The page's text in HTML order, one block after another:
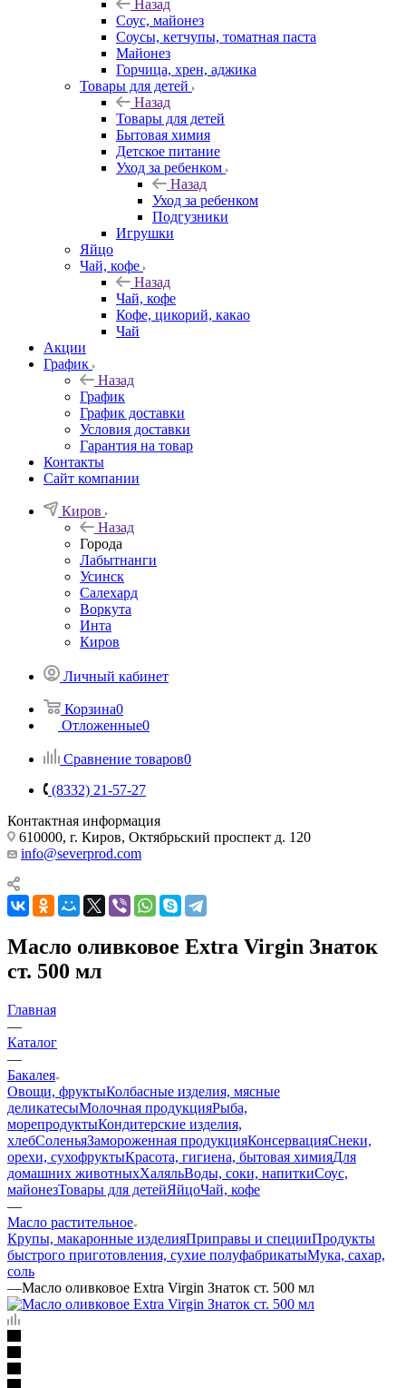
Назад
Соус, майонез
Соусы, кетчупы, томатная паста
Майонез
Горчица, хрен, аджика
Товары для детей
Назад
Товары для детей
Бытовая химия
Детское питание
Уход за ребенком
Назад
Уход за ребенком
Подгузники
Игрушки
Яйцо
Чай, кофе
Назад
Чай, кофе
Кофе, цикорий, какао
Чай
Акции
График
Назад
График
График доставки
Условия доставки
Гарантия на товар
Контакты
Сайт компании
Киров
Назад
Города
Лабытнанги
Усинск
Салехард
Воркута
Инта
Киров
Личный кабинет
Корзина0
Отложенные0
Сравнение товаров0
(8332) 21-57-27
Контактная информация
610000, г. Киров, Октябрьский проспект д. 120
info@severprod.com
Масло оливковое Extra Virgin Знаток
ст. 500 мл
Главная
—
Каталог
—
Бакалея
Овощи, фруктыКолбасные изделия, мясные
деликатесыМолочная продукцияРыба,
морепродуктыКондитерские изделия,
хлебСоленьяЗамороженная продукцияКонсервацияСнеки,
орехи, сухофруктыКрасота, гигиена, бытовая химияДля
домашних животныхХаляльВоды, соки, напиткиСоус,
майонезТовары для детейЯйцоЧай, кофе
—
Масло растительное
Крупы, макаронные изделияПриправы и специиПродукты
быстрого приготовления, сухие полуфабрикатыМука, сахар,
соль
—Масло оливковое Extra Virgin Знаток ст. 500 мл